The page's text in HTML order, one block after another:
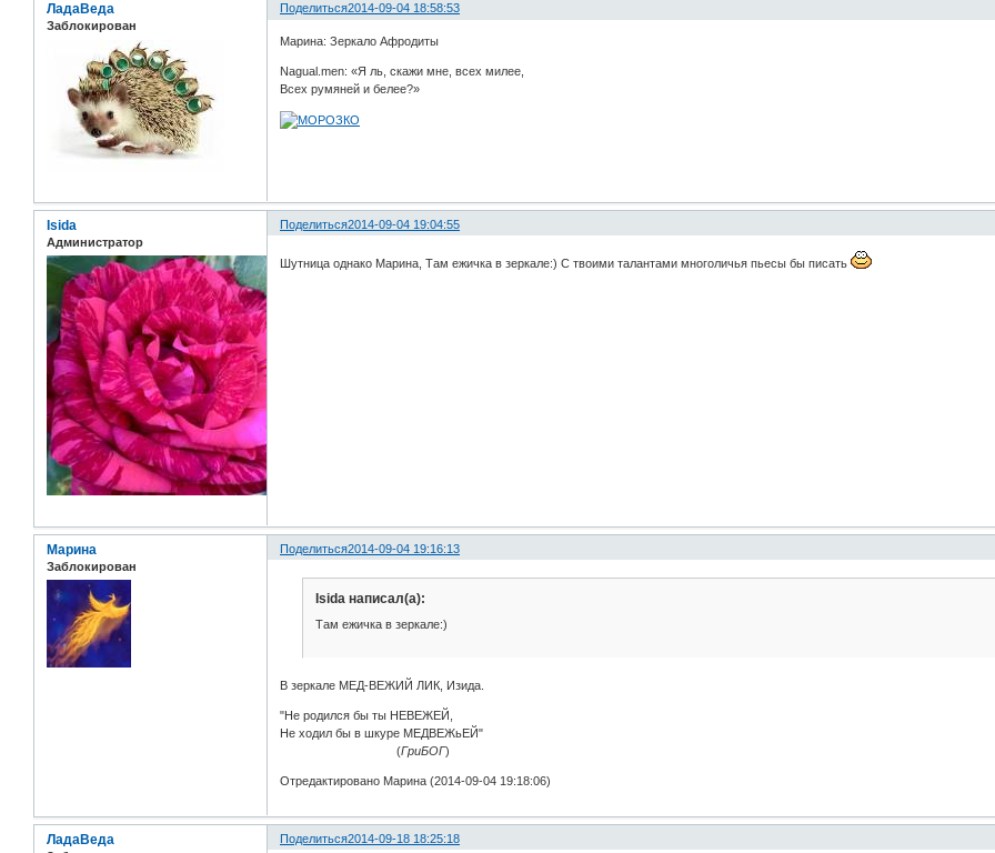
Поделиться2014-09-04 18:58:53
ЛадаВеда
Заблокирован
Марина: Зеркало Афродиты
Nagual.men: «Я ль, скажи мне, всех милее,
Всех румяней и белее?»
Поделиться2014-09-04 19:04:55
Isida
Администратор
Шутница однако Марина, Там ежичка в зеркале:) С твоими талантами многоличья пьесы бы писать
Поделиться2014-09-04 19:16:13
Марина
Заблокирован
Isida написал(а):
Там ежичка в зеркале:)
В зеркале МЕД-ВЕЖИЙ ЛИК, Изида.
"Не родился бы ты НЕВЕЖЕЙ,
Не ходил бы в шкуре МЕДВЕЖьЕЙ"
(ГриБОГ)
Отредактировано Марина (2014-09-04 19:18:06)
Поделиться2014-09-18 18:25:18
ЛадаВеда